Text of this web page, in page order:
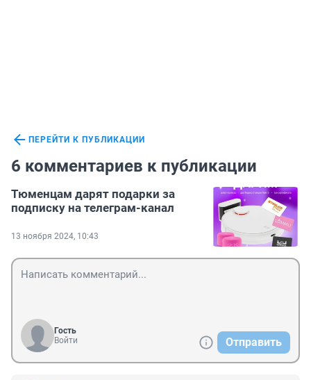
ПЕРЕЙТИ К ПУБЛИКАЦИИ
6 комментариев к публикации
Тюменцам дарят подарки за
подписку на телеграм-канал
13 ноября 2024, 10:43
Гость
Войти
Отправить